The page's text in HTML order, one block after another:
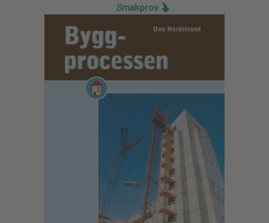
Smakprov